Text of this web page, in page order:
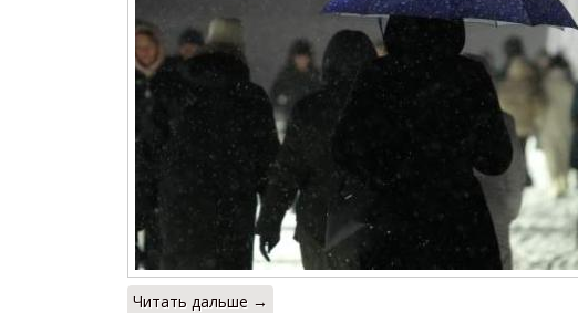
Читать дальше →